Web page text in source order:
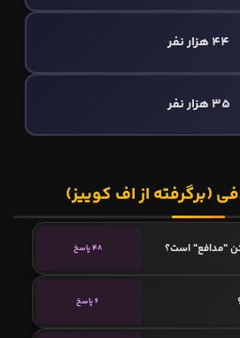
44 هزار نفر
35 هزار نفر
(برگرفته از اف کوییز)
"مدافع" است؟ 48 پاسخ
6 پاسخ